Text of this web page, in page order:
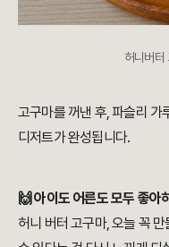
허니버
고구마를 꺼낸 후, 파슬리 가
디저트가 완성됩니다.
🙌 아이도 어른도 모두 좋아
허니 버터 고구마, 오늘 꼭